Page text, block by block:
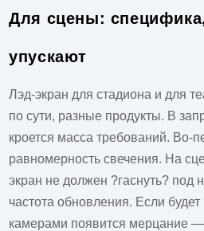
Для сцены:
упускают
Лэд-экран для стадиона и для
по сути, разные продукты. В
кроется масса требований. Во-
равномерность свечения. На
экран не должен ?гаснуть? под
частота обновления. Если
камерами появится мерцание